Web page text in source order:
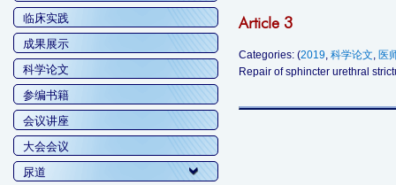
临床实践
成果展示
科学论文
参编书籍
会议讲座
大会会议
尿道
Article 3
Categories: (2019, 科学论文, 医
Repair of sphincter urethral